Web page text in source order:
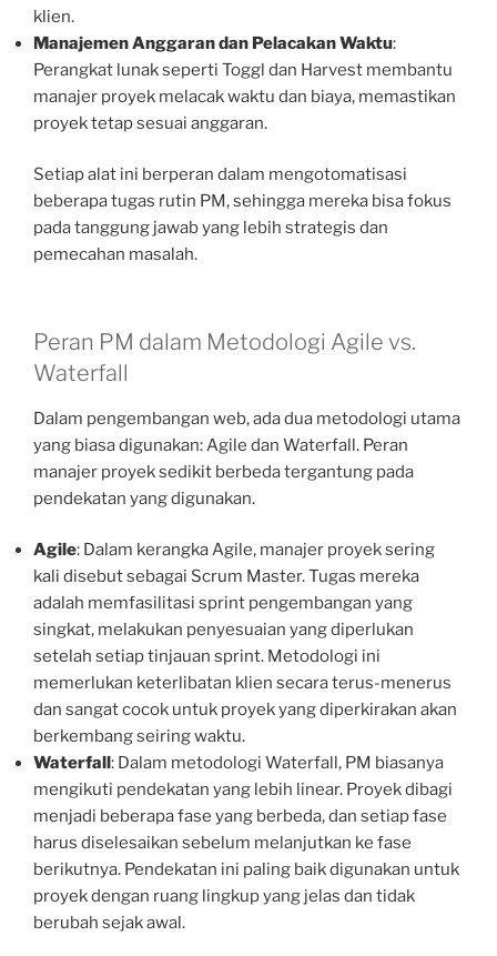
klien.
Manajemen Anggaran dan Pelacakan Waktu:
Perangkat lunak seperti Toggl dan Harvest membantu
manajer proyek melacak waktu dan biaya, memastikan
proyek tetap sesuai anggaran.
Setiap alat ini berperan dalam mengotomatisasi
beberapa tugas rutin PM, sehingga mereka bisa fokus
pada tanggung jawab yang lebih strategis dan
pemecahan masalah.
Peran PM dalam Metodologi Agile vs.
Waterfall
Dalam pengembangan web, ada dua metodologi utama
yang biasa digunakan: Agile dan Waterfall. Peran
manajer proyek sedikit berbeda tergantung pada
pendekatan yang digunakan.
Agile: Dalam kerangka Agile, manajer proyek sering
kali disebut sebagai Scrum Master. Tugas mereka
adalah memfasilitasi sprint pengembangan yang
singkat, melakukan penyesuaian yang diperlukan
setelah setiap tinjauan sprint. Metodologi ini
memerlukan keterlibatan klien secara terus-menerus
dan sangat cocok untuk proyek yang diperkirakan akan
berkembang seiring waktu.
Waterfall: Dalam metodologi Waterfall, PM biasanya
mengikuti pendekatan yang lebih linear. Proyek dibagi
menjadi beberapa fase yang berbeda, dan setiap fase
harus diselesaikan sebelum melanjutkan ke fase
berikutnya. Pendekatan ini paling baik digunakan untuk
proyek dengan ruang lingkup yang jelas dan tidak
berubah sejak awal.